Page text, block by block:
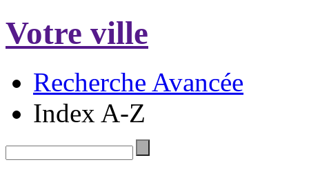
Votre ville
Recherche Avancée
Index A-Z